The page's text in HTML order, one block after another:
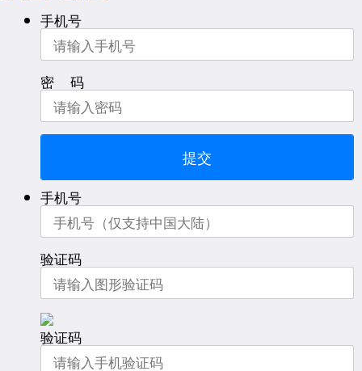
手机号
密 码
提交
手机号
验证码
验证码